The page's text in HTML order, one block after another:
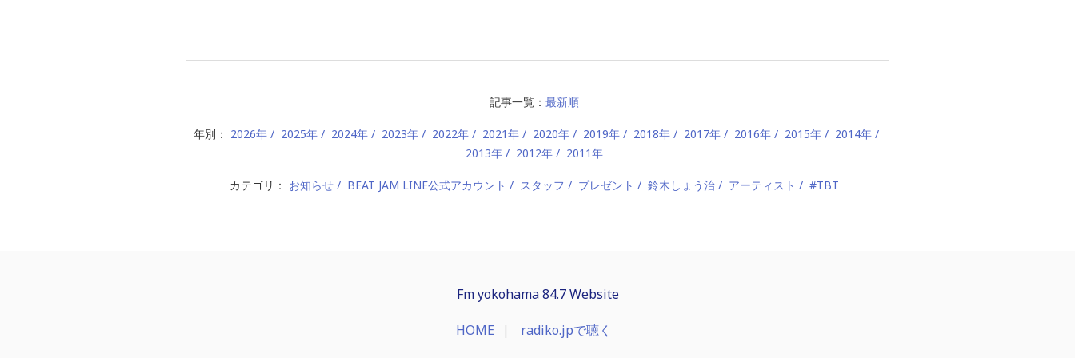
記事一覧： 最新順
年別： 2026年 2025年 2024年 2023年 2022年 2021年 2020年 2019年 2018年 2017年 2016年 2015年
2014年
2013年
2012年 2011年
カテゴリ： お知らせ BEAT JAM LINE公式アカウント スタッフ プレゼント 鈴木しょう治 アーティスト #TBT
Fm yokohama 84.7 Website
HOME radiko.jpで聴く